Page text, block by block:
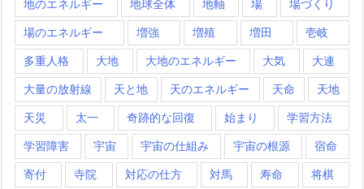
地のエネルギー 地球全体 地軸 場 場づくり
場のエネルギー 増強 増殖 増田 壱岐
多重人格 大地 大地のエネルギー 大気 大連
大量の放射線 天と地 天のエネルギー 天命 天地
天災 太一 奇跡的な回復 始まり 学習方法
学習障害 宇宙 宇宙の仕組み 宇宙の根源 宿命
寄付 寺院 対応の仕方 対馬 寿命 将棋